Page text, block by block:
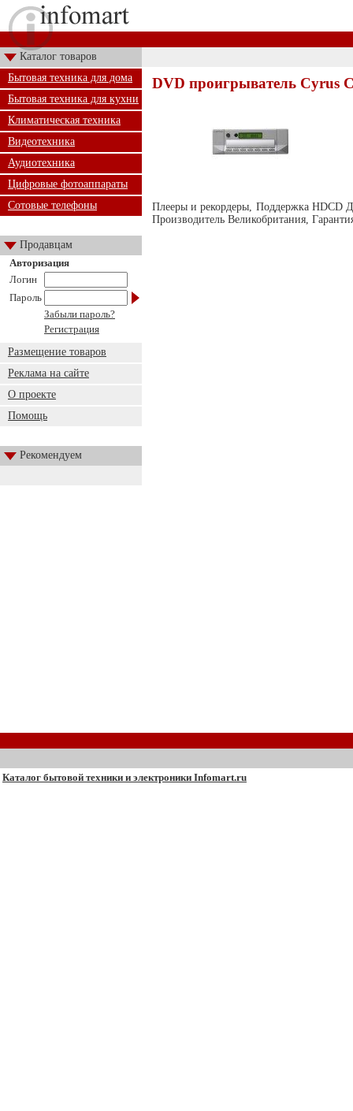
Каталог товаров
Бытовая техника для дома
Бытовая техника для кухни
Климатическая техника
Видеотехника
Аудиотехника
Цифровые фотоаппараты
Сотовые телефоны
Продавцам
Авторизация
Логин
Пароль
Забыли пароль?
Регистрация
Размещение товаров
Реклама на сайте
О проекте
Помощь
Рекомендуем
DVD проигрыватель Cyrus
Плееры и рекордеры, Поддержка HDCD
Производитель Великобритания,
Каталог бытовой техники и электроники Infomart.ru